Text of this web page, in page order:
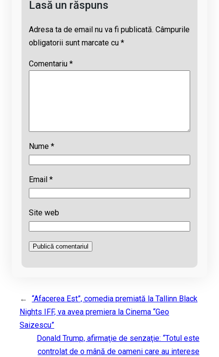
Lasă un răspuns
Adresa ta de email nu va fi publicată. Câmpurile
obligatorii sunt marcate cu *
Comentariu *
Nume *
Email *
Site web
←
“Afacerea Est”, comedia premiată la Tallinn Black
Nights IFF, va avea premiera la Cinema “Geo
Saizescu”
Donald Trump, afirmaţie de senzaţie: “Totul este
controlat de o mână de oameni care au interese